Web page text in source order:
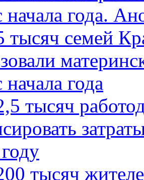
начала года.
тысяч семей
начала года
тысяч
тысяч